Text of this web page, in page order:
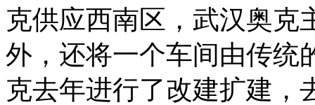
克供应西南区，武汉奥克
外，还将一个车间由传统
克去年进行了改建扩建，